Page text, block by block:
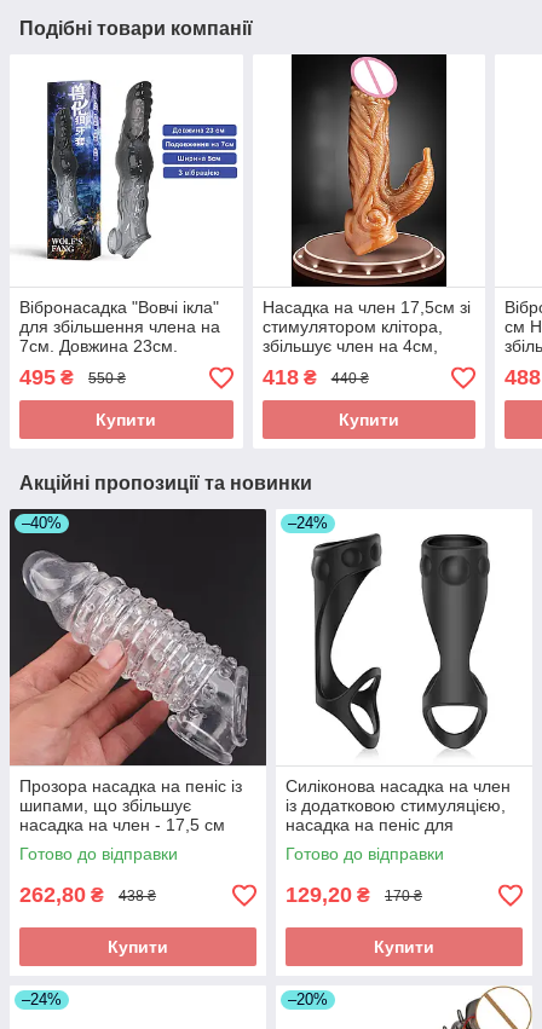
Подібні товари компанії
Вібронасадка "Вовчі ікла"
для збільшення члена на
7см. Довжина 23см.
Насадка на пеніс із
вібрацією
495 ₴ 550 ₴
Купити
Насадка на член 17,5см зі
стимулятором клітора,
збільшує член на 4см,
насадка на пеніс для
продовження ерекції
418₴ 440 ₴
Купити
см
з
Акційні пропозиції та новинки
–40%
Прозора насадка на пеніс із
шипами, що збільшує
насадка на член - 17,5 см
Готово до відправки
262,80 ₴ 438 ₴
Купити
–24%
Силіконова насадка на член
із додатковою стимуляцією,
насадка на пеніс для
продовження ерекції Чорна
Готово до відправки
129,20 ₴ 170 ₴
Купити
–24% –20%